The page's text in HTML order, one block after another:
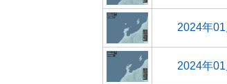
2024年
2024年